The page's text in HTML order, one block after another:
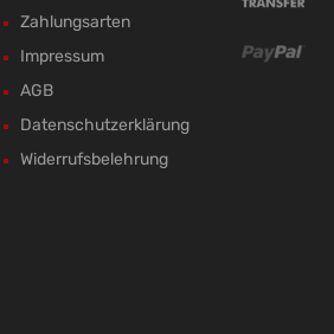
Zahlungsarten
Impressum
AGB
Datenschutzerklärung
Widerrufsbelehrung